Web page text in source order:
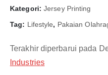
Kategori: Jersey Printing
Tag: Lifestyle, Pakaian
Terakhir diperbarui pada
Industries